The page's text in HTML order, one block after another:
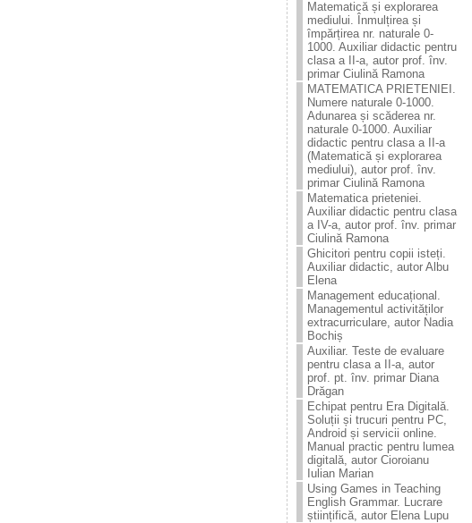
Matematică și explorarea
mediului. Înmulțirea și
împărțirea nr. naturale 0-
1000. Auxiliar didactic pentru
clasa a II-a, autor prof. înv.
primar Ciulină Ramona
MATEMATICA PRIETENIEI.
Numere naturale 0-1000.
Adunarea și scăderea nr.
naturale 0-1000. Auxiliar
didactic pentru clasa a II-a
(Matematică și explorarea
mediului), autor prof. înv.
primar Ciulină Ramona
Matematica prieteniei.
Auxiliar didactic pentru clasa
a IV-a, autor prof. înv. primar
Ciulină Ramona
Ghicitori pentru copii isteți.
Auxiliar didactic, autor Albu
Elena
Management educațional.
Managementul activităților
extracurriculare, autor Nadia
Bochiș
Auxiliar. Teste de evaluare
pentru clasa a II-a, autor
prof. pt. înv. primar Diana
Drăgan
Echipat pentru Era Digitală.
Soluții și trucuri pentru PC,
Android și servicii online.
Manual practic pentru lumea
digitală, autor Cioroianu
Iulian Marian
Using Games in Teaching
English Grammar. Lucrare
științifică, autor Elena Lupu